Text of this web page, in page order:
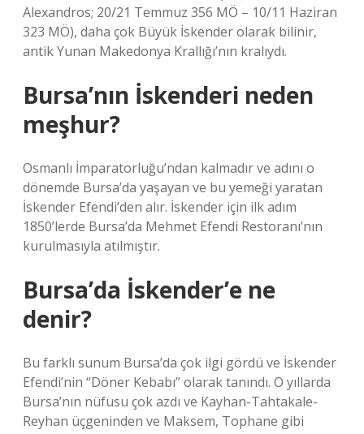
Alexandros; 20/21 Temmuz 356 MÖ – 10/11 Haziran
323 MÖ), daha çok Büyük İskender olarak bilinir,
antik Yunan Makedonya Krallığı’nın kralıydı.
Bursa’nın İskenderi neden
meşhur?
Osmanlı İmparatorluğu’ndan kalmadır ve adını o
dönemde Bursa’da yaşayan ve bu yemeği yaratan
İskender Efendi’den alır. İskender için ilk adım
1850’lerde Bursa’da Mehmet Efendi Restoranı’nın
kurulmasıyla atılmıştır.
Bursa’da İskender’e ne
denir?
Bu farklı sunum Bursa’da çok ilgi gördü ve İskender
Efendi’nin “Döner Kebabı” olarak tanındı. O yıllarda
Bursa’nın nüfusu çok azdı ve Kayhan-Tahtakale-
Reyhan üçgeninden ve Maksem, Tophane gibi